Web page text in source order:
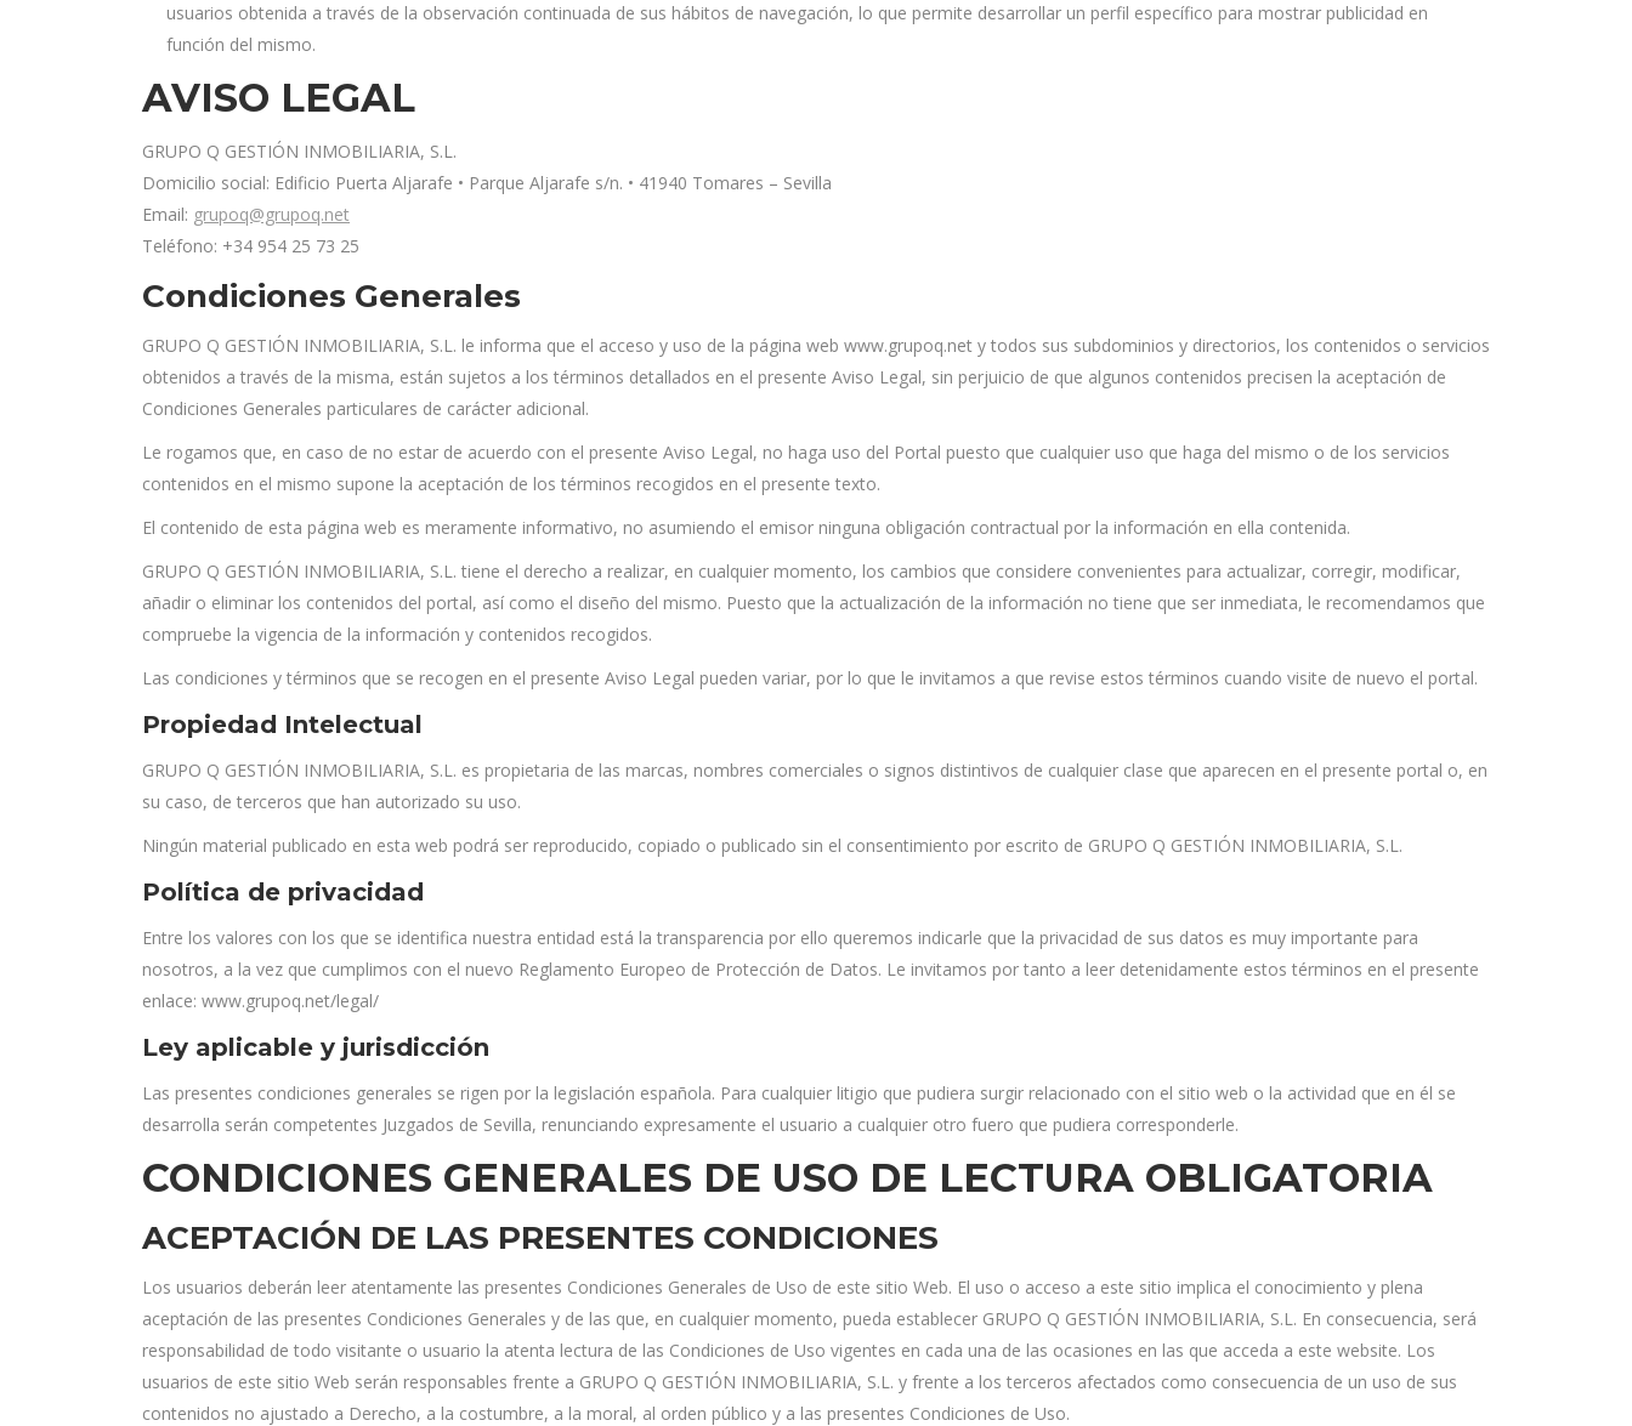
usuarios obtenida a través de la observación continuada de sus hábitos de navegación, lo que permite desarrollar un perfil específico para mostrar publicidad en
función del mismo.
AVISO LEGAL
GRUPO Q GESTIÓN INMOBILIARIA, S.L.
Domicilio social: Edificio Puerta Aljarafe • Parque Aljarafe s/n. • 41940 Tomares – Sevilla
Email: grupoq@grupoq.net
Teléfono: +34 954 25 73 25
Condiciones Generales
GRUPO Q GESTIÓN INMOBILIARIA, S.L. le informa que el acceso y uso de la página web www.grupoq.net y todos sus subdominios y directorios, los contenidos o servicios
obtenidos a través de la misma, están sujetos a los términos detallados en el presente Aviso Legal, sin perjuicio de que algunos contenidos precisen la aceptación de
Condiciones Generales particulares de carácter adicional.
Le rogamos que, en caso de no estar de acuerdo con el presente Aviso Legal, no haga uso del Portal puesto que cualquier uso que haga del mismo o de los servicios
contenidos en el mismo supone la aceptación de los términos recogidos en el presente texto.
El contenido de esta página web es meramente informativo, no asumiendo el emisor ninguna obligación contractual por la información en ella contenida.
GRUPO Q GESTIÓN INMOBILIARIA, S.L. tiene el derecho a realizar, en cualquier momento, los cambios que considere convenientes para actualizar, corregir, modificar,
añadir o eliminar los contenidos del portal, así como el diseño del mismo. Puesto que la actualización de la información no tiene que ser inmediata, le recomendamos que
compruebe la vigencia de la información y contenidos recogidos.
Las condiciones y términos que se recogen en el presente Aviso Legal pueden variar, por lo que le invitamos a que revise estos términos cuando visite de nuevo el portal.
Propiedad Intelectual
GRUPO Q GESTIÓN INMOBILIARIA, S.L. es propietaria de las marcas, nombres comerciales o signos distintivos de cualquier clase que aparecen en el presente portal o, en
su caso, de terceros que han autorizado su uso.
Ningún material publicado en esta web podrá ser reproducido, copiado o publicado sin el consentimiento por escrito de GRUPO Q GESTIÓN INMOBILIARIA, S.L.
Política de privacidad
Entre los valores con los que se identifica nuestra entidad está la transparencia por ello queremos indicarle que la privacidad de sus datos es muy importante para
nosotros, a la vez que cumplimos con el nuevo Reglamento Europeo de Protección de Datos. Le invitamos por tanto a leer detenidamente estos términos en el presente
enlace: www.grupoq.net/legal/ ‎
Ley aplicable y jurisdicción
Las presentes condiciones generales se rigen por la legislación española. Para cualquier litigio que pudiera surgir relacionado con el sitio web o la actividad que en él se
desarrolla serán competentes Juzgados de Sevilla, renunciando expresamente el usuario a cualquier otro fuero que pudiera corresponderle.
CONDICIONES GENERALES DE USO DE LECTURA OBLIGATORIA
ACEPTACIÓN DE LAS PRESENTES CONDICIONES
Los usuarios deberán leer atentamente las presentes Condiciones Generales de Uso de este sitio Web. El uso o acceso a este sitio implica el conocimiento y plena
aceptación de las presentes Condiciones Generales y de las que, en cualquier momento, pueda establecer GRUPO Q GESTIÓN INMOBILIARIA, S.L. En consecuencia, será
responsabilidad de todo visitante o usuario la atenta lectura de las Condiciones de Uso vigentes en cada una de las ocasiones en las que acceda a este website. Los
usuarios de este sitio Web serán responsables frente a GRUPO Q GESTIÓN INMOBILIARIA, S.L. y frente a los terceros afectados como consecuencia de un uso de sus
contenidos no ajustado a Derecho, a la costumbre, a la moral, al orden público y a las presentes Condiciones de Uso.